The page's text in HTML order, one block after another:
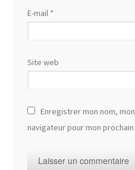
E-mail *
Site web
Enregistrer mon nom,
navigateur pour mon